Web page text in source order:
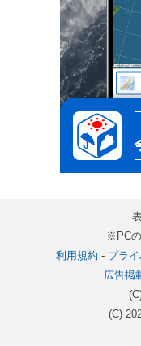
※PC
利用規約 - プラ
広告掲
(C)